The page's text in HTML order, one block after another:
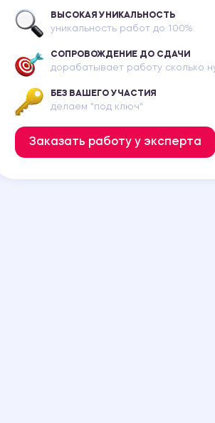
ВЫСОКАЯ УНИКАЛЬНОСТЬ
уникальность работ до 100%
СОПРОВОЖДЕНИЕ ДО СДАЧИ
дорабатывает работу сколько
БЕЗ ВАШЕГО УЧАСТИЯ
делаем "под ключ"
Заказать работу у эксперта